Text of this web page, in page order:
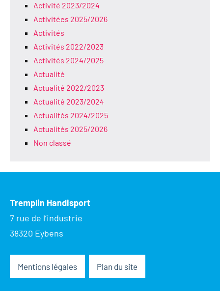
Activité 2023/2024
Activitées 2025/2026
Activités
Activités 2022/2023
Activités 2024/2025
Actualité
Actualité 2022/2023
Actualité 2023/2024
Actualités 2024/2025
Actualités 2025/2026
Non classé
Tremplin Handisport
7 rue de l’industrie
38320 Eybens
Mentions légales Plan du site